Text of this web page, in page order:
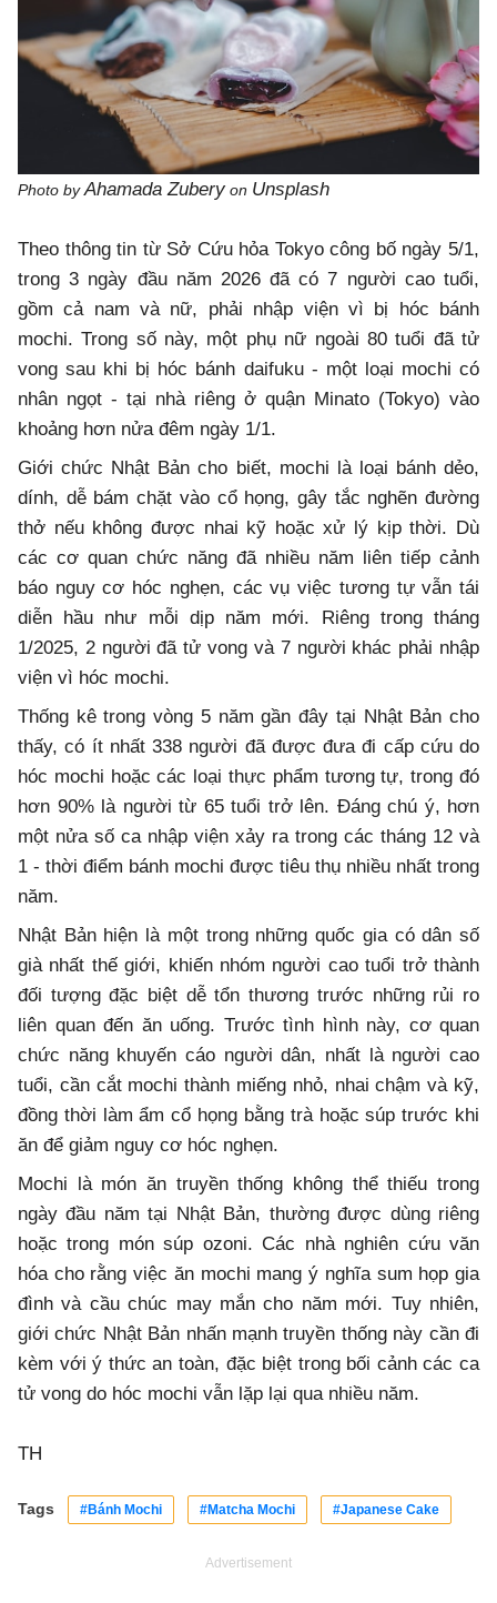
Photo byAhamada Zuberyon Unsplash
Theo thông tin từ Sở Cứu hỏa Tokyo công bố ngày 5/1,
trong 3 ngày đầu năm 2026 đã có 7 người cao tuổi,
gồm cả nam và nữ, phải nhập viện vì bị hóc bánh
mochi. Trong số này, một phụ nữ ngoài 80 tuổi đã tử
vong sau khi bị hóc bánh daifuku - một loại mochi có
nhân ngọt - tại nhà riêng ở quận Minato (Tokyo) vào
khoảng hơn nửa đêm ngày 1/1.
Giới chức Nhật Bản cho biết, mochi là loại bánh dẻo,
dính, dễ bám chặt vào cổ họng, gây tắc nghẽn đường
thở nếu không được nhai kỹ hoặc xử lý kịp thời. Dù
các cơ quan chức năng đã nhiều năm liên tiếp cảnh
báo nguy cơ hóc nghẹn, các vụ việc tương tự vẫn tái
diễn hầu như mỗi dịp năm mới. Riêng trong tháng
1/2025, 2 người đã tử vong và 7 người khác phải nhập
viện vì hóc mochi.
Thống kê trong vòng 5 năm gần đây tại Nhật Bản cho
thấy, có ít nhất 338 người đã được đưa đi cấp cứu do
hóc mochi hoặc các loại thực phẩm tương tự, trong đó
hơn 90% là người từ 65 tuổi trở lên. Đáng chú ý, hơn
một nửa số ca nhập viện xảy ra trong các tháng 12 và
1 - thời điểm bánh mochi được tiêu thụ nhiều nhất trong
năm.
Nhật Bản hiện là một trong những quốc gia có dân số
già nhất thế giới, khiến nhóm người cao tuổi trở thành
đối tượng đặc biệt dễ tổn thương trước những rủi ro
liên quan đến ăn uống. Trước tình hình này, cơ quan
chức năng khuyến cáo người dân, nhất là người cao
tuổi, cần cắt mochi thành miếng nhỏ, nhai chậm và kỹ,
đồng thời làm ẩm cổ họng bằng trà hoặc súp trước khi
ăn để giảm nguy cơ hóc nghẹn.
Mochi là món ăn truyền thống không thể thiếu trong
ngày đầu năm tại Nhật Bản, thường được dùng riêng
hoặc trong món súp ozoni. Các nhà nghiên cứu văn
hóa cho rằng việc ăn mochi mang ý nghĩa sum họp gia
đình và cầu chúc may mắn cho năm mới. Tuy nhiên,
giới chức Nhật Bản nhấn mạnh truyền thống này cần đi
kèm với ý thức an toàn, đặc biệt trong bối cảnh các ca
tử vong do hóc mochi vẫn lặp lại qua nhiều năm.
TH
Tags #Bánh Mochi #Matcha Mochi #Japanese Cake
Advertisement